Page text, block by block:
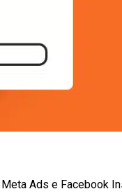
Ads e Facebook